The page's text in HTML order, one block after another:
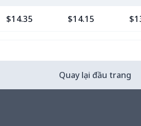
$14.35 $14.15
Quay lại đầu trang